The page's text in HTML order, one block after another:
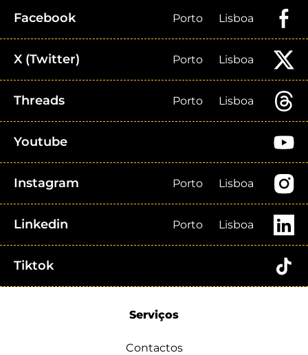
Facebook Porto Lisboa
X (Twitter) Porto Lisboa
Threads Porto Lisboa
Youtube
Instagram Porto Lisboa
Linkedin Porto Lisboa
Tiktok
Serviços
Contactos